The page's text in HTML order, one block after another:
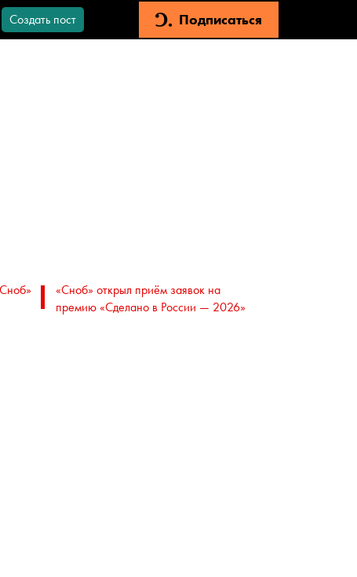
Создать пост Подписаться
«Сноб» открыл приём заявок на
премию «Сделано в России — 2026»